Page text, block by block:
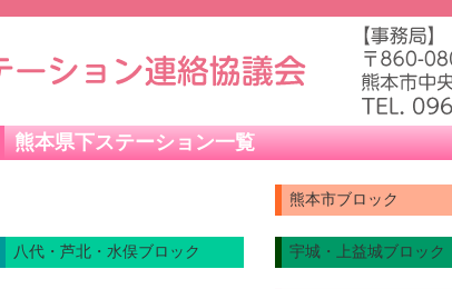
熊本県下ステーション一覧
八代・芦北・水俣ブロック
熊本市ブロック
宇城・上益城ブロック